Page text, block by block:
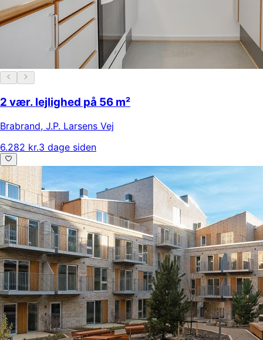
2 vær. lejlighed på 56 m²
Brabrand, J.P. Larsens Vej
6.282 kr.3 dage siden